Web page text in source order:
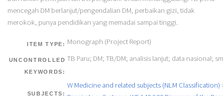
mencegah DM berlanjut/pengendalian DM, perbaikan gizi, tidak
merokok, punya pendidikan yang memadai sampai tinggi.
ITEM TYPE: Monograph (Project Report)
UNCONTROLLED
KEYWORDS:
TB Paru; DM; TB/DM; analisis lanjut; data nasional;
SUBJECTS:
W Medicine and related subjects (NLM Classification)